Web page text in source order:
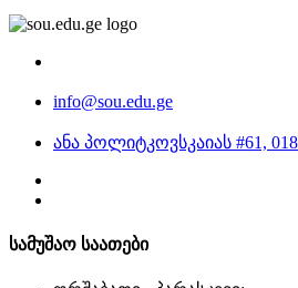
info@sou.edu.ge
ანა პოლიტკოვსკაიას #61,
სამუშაო საათები